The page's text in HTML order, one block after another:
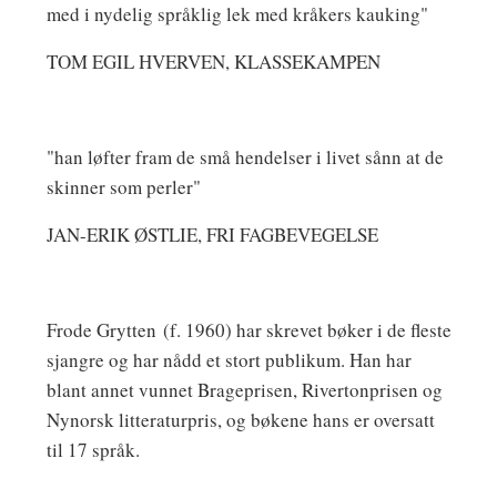
med i nydelig språklig lek med kråkers kauking"
TOM EGIL HVERVEN, KLASSEKAMPEN
"han løfter fram de små hendelser i livet sånn at de
skinner som perler"
JAN-ERIK ØSTLIE, FRI FAGBEVEGELSE
Frode Grytten (f. 1960) har skrevet bøker i de fleste
sjangre og har nådd et stort publikum. Han har
blant annet vunnet Brageprisen, Rivertonprisen og
Nynorsk litteraturpris, og bøkene hans er oversatt
til 17 språk.